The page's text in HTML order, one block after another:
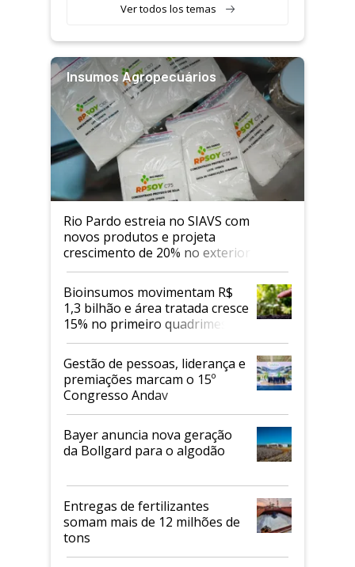
Ver todos los temas
Insumos Agropecuários
Rio Pardo estreia no SIAVS com
novos produtos e projeta
crescimento de 20% no exterior
Bioinsumos movimentam R$
1,3 bilhão e área tratada cresce
15% no primeiro quadrimestre
de 2026
Gestão de pessoas, liderança e
premiações marcam o 15º
Congresso Andav
Bayer anuncia nova geração
da Bollgard para o algodão
Entregas de fertilizantes
somam mais de 12 milhões de
tons